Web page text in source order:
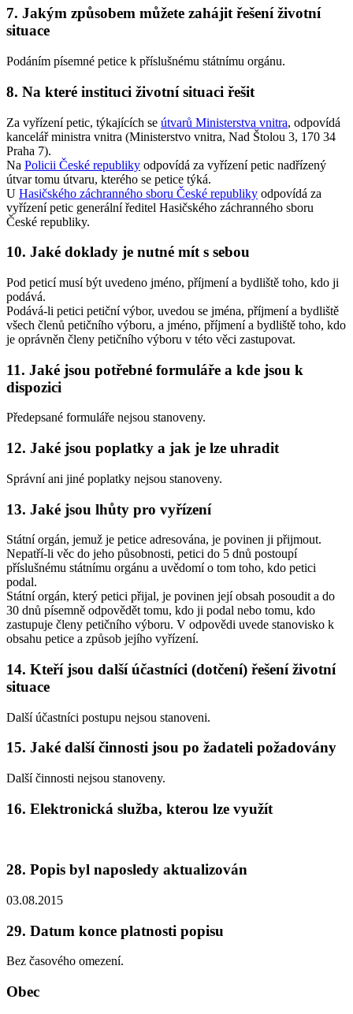
7. Jakým způsobem můžete zahájit řešení životní
situace
Podáním písemné petice k příslušnému státnímu orgánu.
8. Na které instituci životní situaci řešit
Za vyřízení petic, týkajících se útvarů Ministerstva vnitra, odpovídá
kancelář ministra vnitra (Ministerstvo vnitra, Nad Štolou 3, 170 34
Praha 7).
Na Policii České republiky odpovídá za vyřízení petic nadřízený
útvar tomu útvaru, kterého se petice týká.
U Hasičského záchranného sboru České republiky odpovídá za
vyřízení petic generální ředitel Hasičského záchranného sboru
České republiky.
10. Jaké doklady je nutné mít s sebou
Pod peticí musí být uvedeno jméno, příjmení a bydliště toho, kdo ji
podává.
Podává-li petici petiční výbor, uvedou se jména, příjmení a bydliště
všech členů petičního výboru, a jméno, příjmení a bydliště toho, kdo
je oprávněn členy petičního výboru v této věci zastupovat.
11. Jaké jsou potřebné formuláře a kde jsou k
dispozici
Předepsané formuláře nejsou stanoveny.
12. Jaké jsou poplatky a jak je lze uhradit
Správní ani jiné poplatky nejsou stanoveny.
13. Jaké jsou lhůty pro vyřízení
Státní orgán, jemuž je petice adresována, je povinen ji přijmout.
Nepatří-li věc do jeho působnosti, petici do 5 dnů postoupí
příslušnému státnímu orgánu a uvědomí o tom toho, kdo petici
podal.
Státní orgán, který petici přijal, je povinen její obsah posoudit a do
30 dnů písemně odpovědět tomu, kdo ji podal nebo tomu, kdo
zastupuje členy petičního výboru. V odpovědi uvede stanovisko k
obsahu petice a způsob jejího vyřízení.
14. Kteří jsou další účastníci (dotčení) řešení životní
situace
Další účastníci postupu nejsou stanoveni.
15. Jaké další činnosti jsou po žadateli požadovány
Další činnosti nejsou stanoveny.
16. Elektronická služba, kterou lze využít
28. Popis byl naposledy aktualizován
03.08.2015
29. Datum konce platnosti popisu
Bez časového omezení.
Obec